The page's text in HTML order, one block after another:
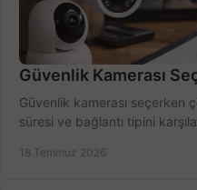
Güvenlik Kamerası
Güvenlik kamerası seçerken
süresi ve bağlantı tipini
18 Temmuz 2026